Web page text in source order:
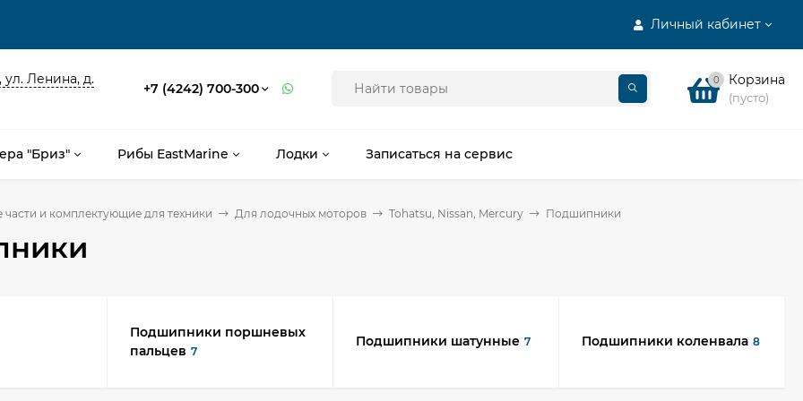
Личный кабинет
Ленина, д.
+7 (4242) 700-300 0 Корзина
(пусто)
"Бриз" Рибы EastMarine Лодки Записаться на сервис
части и комплектующие для техники Для лодочных моторов Tohatsu, Nissan, Mercury Подшипники
Подшипники поршневых
пальцев 7
Подшипники шатунные 7 Подшипники коленвала 8